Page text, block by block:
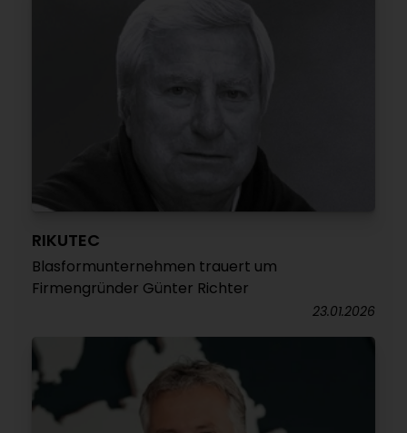
RIKUTEC
Blasformunternehmen trauert um
Firmengründer Günter Richter
23.01.2026